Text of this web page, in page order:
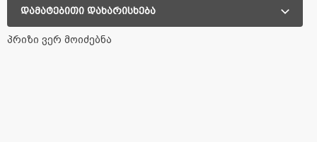
დამატებითი დახარისხება
პრიზი ვერ მოიძებნა